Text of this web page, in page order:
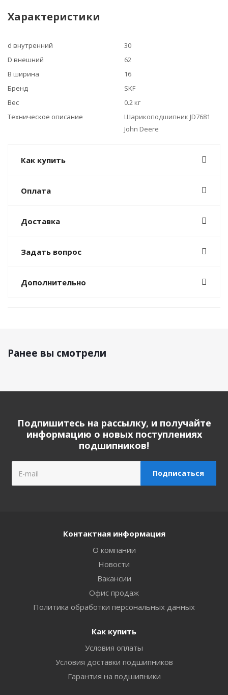
Характеристики
d внутренний
30
D внешний
62
B ширина
16
Бренд
SKF
Вес
0.2 кг
Техническое описание
Шарикоподшипник JD7681
John Deere
Как купить
Оплата
Доставка
Задать вопрос
Дополнительно
Ранее вы смотрели
Подпишитесь на рассылку, и получайте
информацию о новых поступлениях
подшипников!
Контактная информация
О компании
Новости
Вакансии
Офис продаж
Политика обработки персональных данных
Как купить
Условия оплаты
Условия доставки подшипников
Гарантия на подшипники